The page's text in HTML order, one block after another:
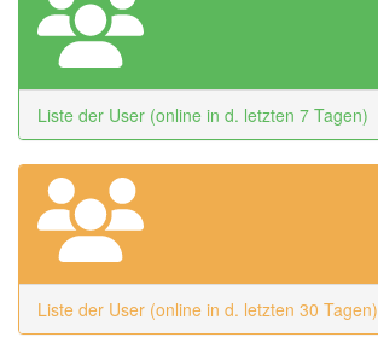
Liste der User (online in d. letzten 7 Tagen)
Liste der User (online in d. letzten 30 Tagen)